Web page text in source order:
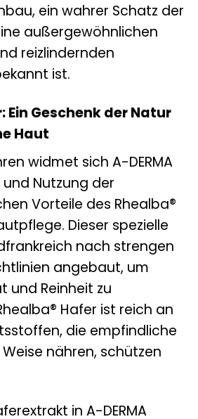
ein wahrer Schatz der
außergewöhnlichen
reizlindernden
ist.
Ein Geschenk der Natur
Haut
widmet sich A-DERMA
Nutzung der
Vorteile des Rhealba®
Dieser spezielle
nach strengen
angebaut, um
und Reinheit zu
Hafer ist reich an
die empfindliche
nähren, schützen
in A-DERMA